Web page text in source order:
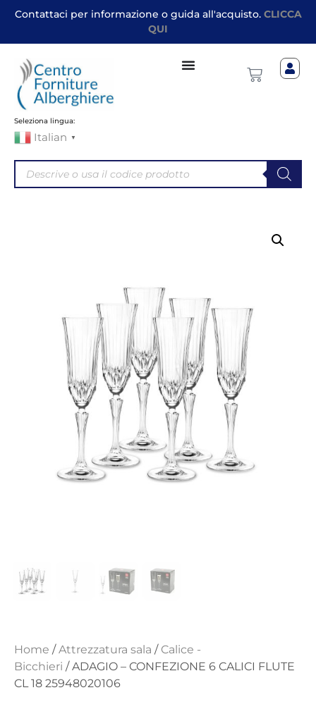
Contattaci per informazione o guida all'acquisto. CLICCA
QUI
Seleziona lingua:
Italian ▼
Home /Attrezzatura sala / Calice -
Bicchieri / ADAGIO – CONFEZIONE 6 CALICI FLUTE
CL 18 25948020106